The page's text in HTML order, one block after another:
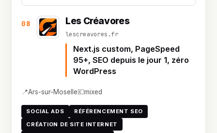
08 Les Créavores
lescreavores.fr
Next.js custom, PageSpeed
95+, SEO depuis le jour 1, zéro
WordPress
📍Ars-sur-Moselle💶mixed
SOCIAL ADS
RÉFÉRENCEMENT SEO
CRÉATION DE SITE INTERNET